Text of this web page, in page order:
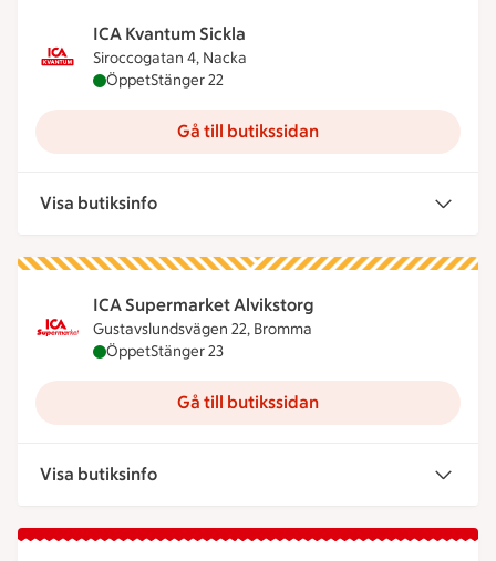
ICA Kvantum Sickla
Siroccogatan 4, Nacka
ICA Kvantum Sickla är öppen nu, stänger klockan
ÖppetStänger 22
Gå till butikssidan
Visa butiksinfo
ICA Supermarket Alvikstorg
Gustavslundsvägen 22, Bromma
ICA Supermarket Alvikstorg är öppen nu, stänger
ÖppetStänger 23
Gå till butikssidan
Visa butiksinfo